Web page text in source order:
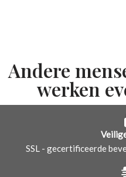
Andere
werken
SSL - gecertificeerde